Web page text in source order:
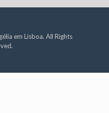
em Lisboa. All Rights